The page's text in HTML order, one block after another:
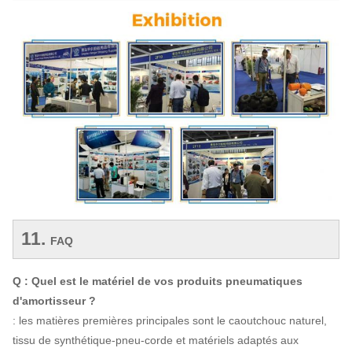
11. FAQ
Q : Quel est le matériel de vos produits pneumatiques
d'amortisseur ?
: les matières premières principales sont le caoutchouc naturel,
tissu de synthétique-pneu-corde et matériels adaptés aux